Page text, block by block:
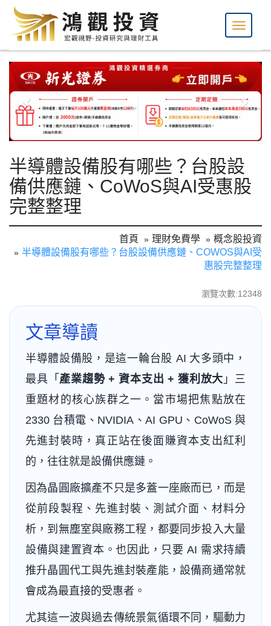
半導體設備股有哪些？台股設
備供應鏈、CoWoS與AI受惠股
完整整理
首頁 理財免費學
概念股投資
半導體設備股有哪些？台股設備供應鏈、COWOS與AI受
惠股完整整理
瀏覽次數:12348
文章導讀
半導體設備股，是這一輪台股 AI 大多頭中，
最具「 產業趨勢 + 資本支出 + 獲利放大 」三
重題材的核心族群之一。當市場把焦點放在
2330 台積電、NVIDIA、AI GPU、CoWoS 與
先進封裝時，真正站在後面賺資本支出紅利
的，往往就是設備供應鏈。
因為晶圓廠擴產不只是多蓋一座廠而已，而是
從前段製程、先進封裝、測試介面、材料分
析，到無塵室與廠務工程，都要同步投入大量
設備與建置資本。也因此，只要 AI 需求持續
推升晶圓代工與先進封裝產能，設備商通常就
會成為最直接的受惠者。
尤其這一波與過去傳統景氣循環不同，驅動力